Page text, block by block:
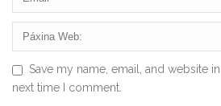
Save my name, email, and website
next time I comment.